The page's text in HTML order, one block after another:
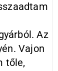
Az
Vajon
tőle,